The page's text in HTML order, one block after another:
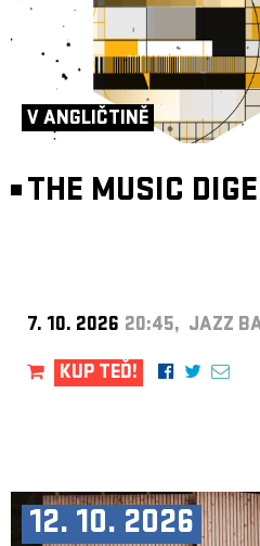
V ANGLIČTINĚ
THE MUSIC
7. 10. 2026 20:45, JAZZ
KUP TEĎ!
12. 10. 2026